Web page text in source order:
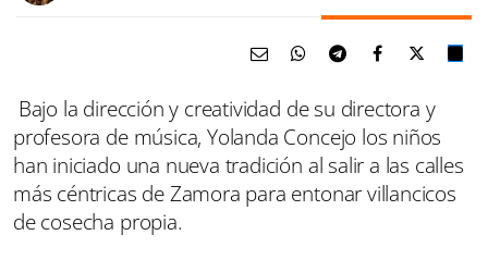
Bajo la dirección y creatividad de su directora y
profesora de música, Yolanda Concejo los niños
han iniciado una nueva tradición al salir a las calles
más céntricas de Zamora para entonar villancicos
de cosecha propia.